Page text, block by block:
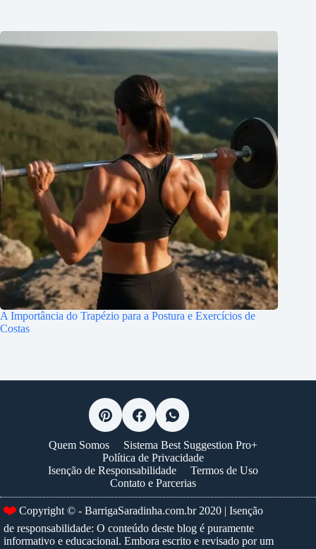
A Importância do Trapézio para a Postura e Exercícios de
Costas
Quem Somos
Sistema Best Suggestion Pro+
Política de Privacidade
Isenção de Responsabilidade
Termos de Uso
Contato e Parcerias
❤️ Copyright © - BarrigaSaradinha.com.br 2020 | Isenção
de responsabilidade: O conteúdo deste blog é puramente
informativo e educacional. Embora escrito e revisado por um